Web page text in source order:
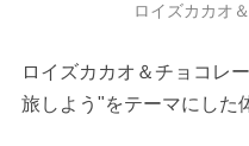
ロイズカカオ
ロイズカカオ＆チョコレ
旅しよう"をテーマにした